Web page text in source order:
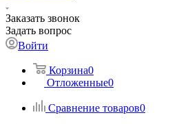
Заказать звонок
Задать вопрос
Войти
Корзина0
Отложенные0
Сравнение товаров0